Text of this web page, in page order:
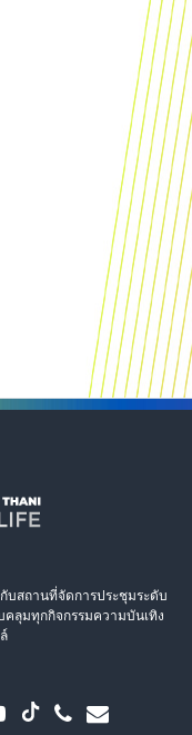
บสถานที่จัดการประชุมระดับ
ลุมทุกกิจกรรมความบันเทิง